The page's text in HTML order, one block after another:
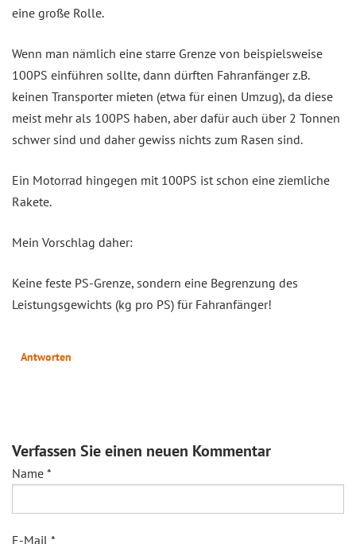
eine große Rolle.
Wenn man nämlich eine starre Grenze von beispielsweise
100PS einführen sollte, dann dürften Fahranfänger z.B.
keinen Transporter mieten (etwa für einen Umzug), da diese
meist mehr als 100PS haben, aber dafür auch über 2 Tonnen
schwer sind und daher gewiss nichts zum Rasen sind.
Ein Motorrad hingegen mit 100PS ist schon eine ziemliche
Rakete.
Mein Vorschlag daher:
Keine feste PS-Grenze, sondern eine Begrenzung des
Leistungsgewichts (kg pro PS) für Fahranfänger!
Antworten
Verfassen Sie einen neuen Kommentar
Name *
E-Mail *